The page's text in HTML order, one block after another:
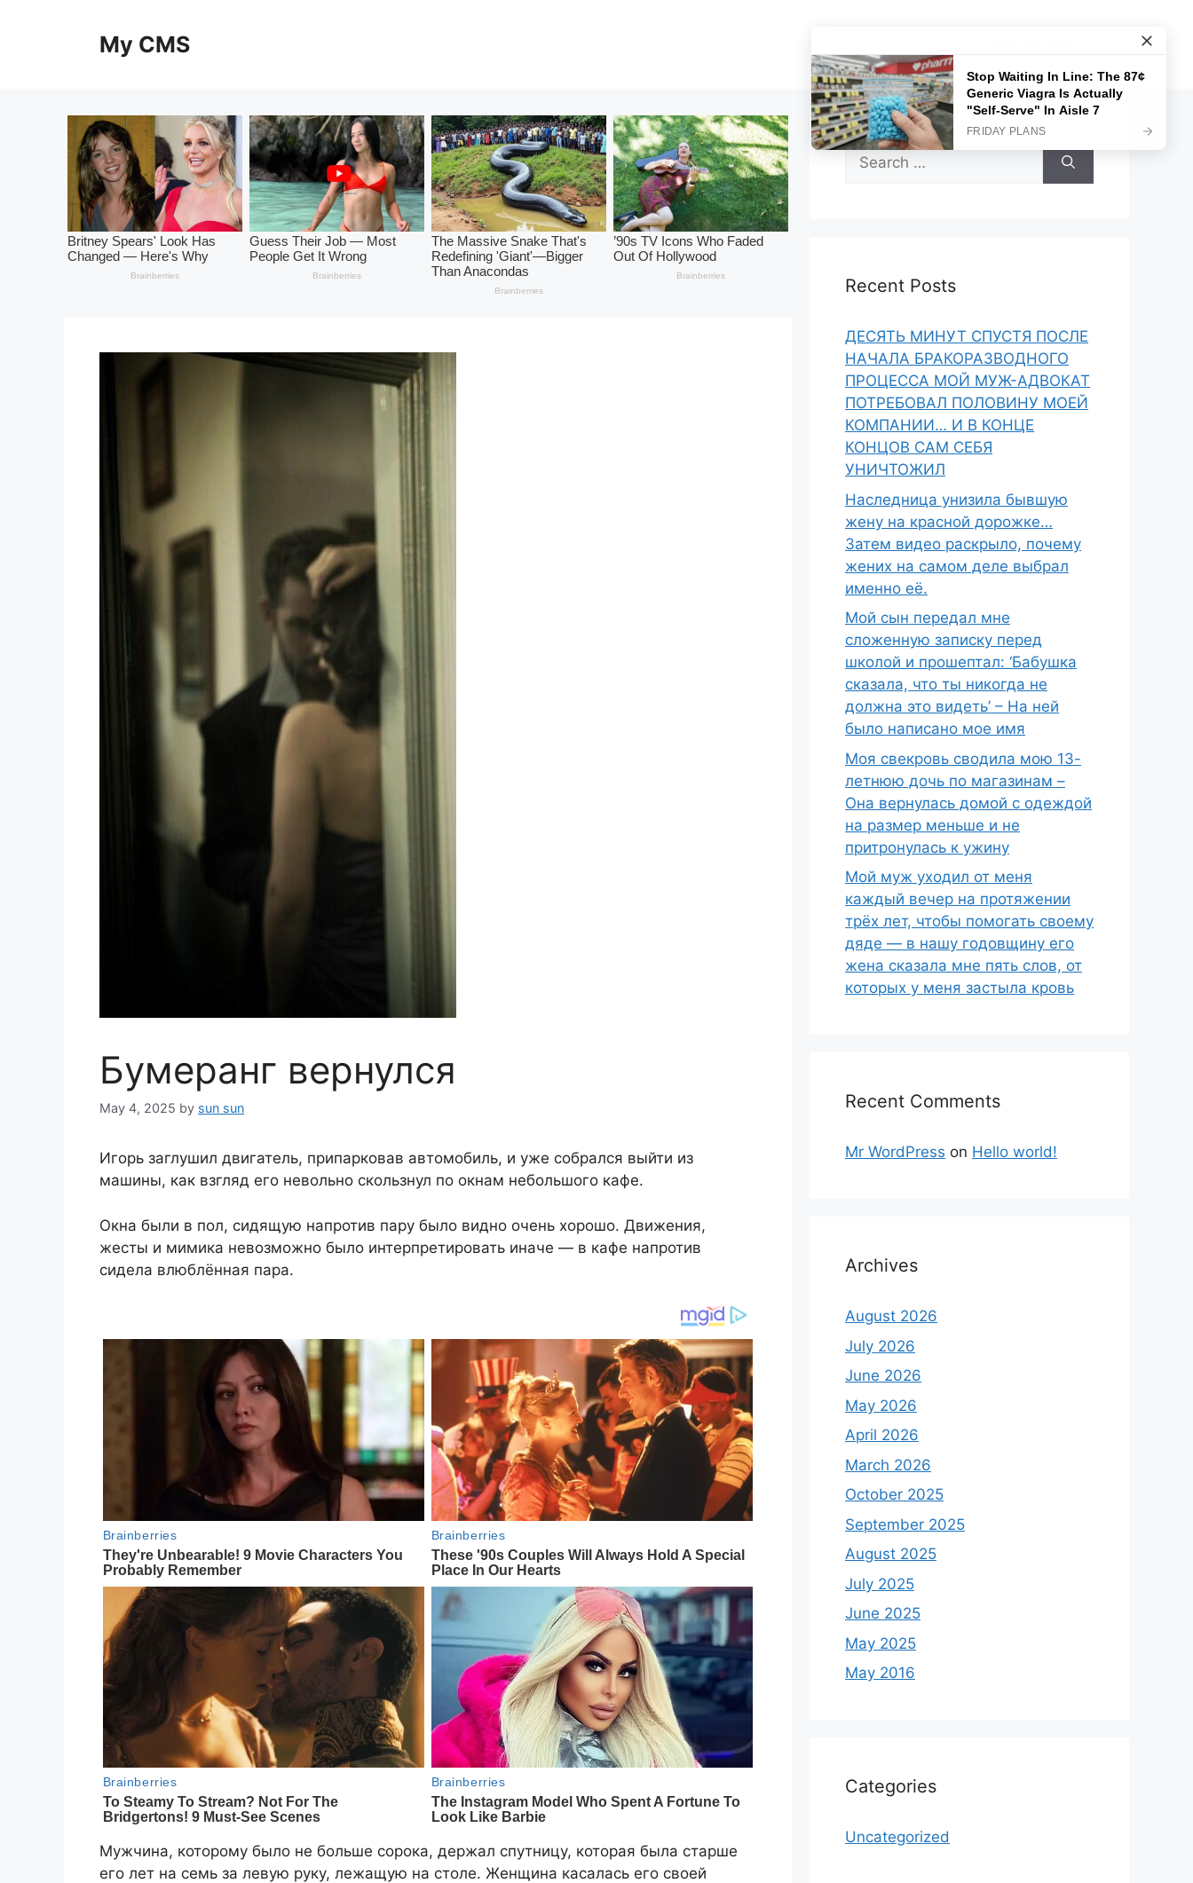
My CMS
Бумеранг вернулся
May 4, 2025 by sun sun
Игорь заглушил двигатель, припарковав автомобиль, и уже собрался выйти из
машины, как взгляд его невольно скользнул по окнам небольшого кафе.
Окна были в пол, сидящую напротив пару было видно очень хорошо. Движения,
жесты и мимика невозможно было интерпретировать иначе — в кафе напротив
сидела влюблённая пара.
Мужчина, которому было не больше сорока, держал спутницу, которая была старше
его лет на семь за левую руку, лежащую на столе. Женщина касалась его своей
Search
for:
Recent Posts
ДЕСЯТЬ МИНУТ СПУСТЯ ПОСЛЕ
НАЧАЛА БРАКОРАЗВОДНОГО
ПРОЦЕССА МОЙ МУЖ-АДВОКАТ
ПОТРЕБОВАЛ ПОЛОВИНУ МОЕЙ
КОМПАНИИ… И В КОНЦЕ
КОНЦОВ САМ СЕБЯ
УНИЧТОЖИЛ
Наследница унизила бывшую
жену на красной дорожке…
Затем видео раскрыло, почему
жених на самом деле выбрал
именно её.
Мой сын передал мне
сложенную записку перед
школой и прошептал: ‘Бабушка
сказала, что ты никогда не
должна это видеть’ – На ней
было написано мое имя
Моя свекровь сводила мою 13-
летнюю дочь по магазинам –
Она вернулась домой с одеждой
на размер меньше и не
притронулась к ужину
Мой муж уходил от меня
каждый вечер на протяжении
трёх лет, чтобы помогать своему
дяде — в нашу годовщину его
жена сказала мне пять слов, от
которых у меня застыла кровь
Recent Comments
Mr WordPress on Hello world!
Archives
August 2026
July 2026
June 2026
May 2026
April 2026
March 2026
October 2025
September 2025
August 2025
July 2025
June 2025
May 2025
May 2016
Categories
Uncategorized